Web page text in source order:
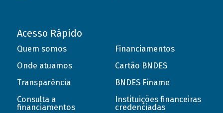
Acesso Rápido
Quem somos
Onde atuamos
Transparência
Consulta a
financiamentos
Financiamentos
Cartão BNDES
BNDES Finame
Instituições financeiras
credenciadas